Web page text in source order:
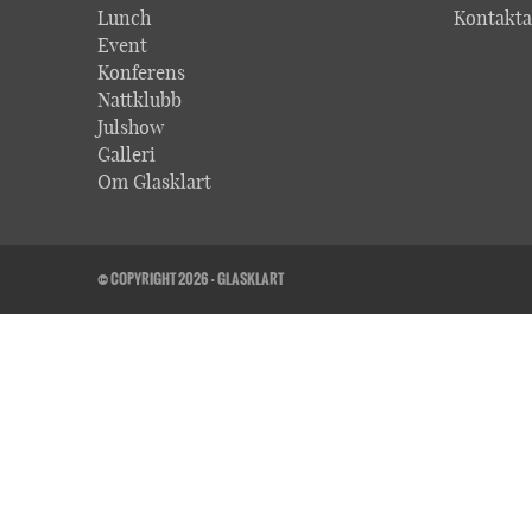
Lunch
Event
Konferens
Nattklubb
Julshow
Galleri
Om Glasklart
© COPYRIGHT 2026 - GLASKLART